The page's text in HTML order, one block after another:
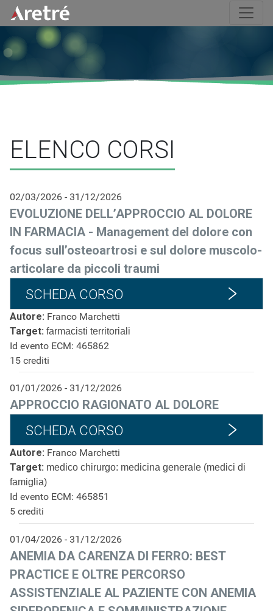
ELENCO CORSI
02/03/2026 - 31/12/2026
EVOLUZIONE DELL’APPROCCIO AL DOLORE
IN FARMACIA - Management del dolore con
focus sull’osteoartrosi e sul dolore muscolo-
articolare da piccoli traumi
SCHEDA CORSO
Autore: Franco Marchetti
Target: farmacisti territoriali
Id evento ECM: 465862
15 crediti
01/01/2026 - 31/12/2026
APPROCCIO RAGIONATO AL DOLORE
SCHEDA CORSO
Autore: Franco Marchetti
Target: medico chirurgo: medicina generale (medici di
famiglia)
Id evento ECM: 465851
5 crediti
01/04/2026 - 31/12/2026
ANEMIA DA CARENZA DI FERRO: BEST
PRACTICE E OLTRE PERCORSO
ASSISTENZIALE AL PAZIENTE CON ANEMIA